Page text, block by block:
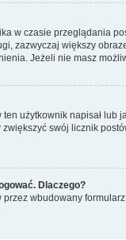
w czasie przeglądania
zazwyczaj większy
Jeżeli nie masz
użytkownik napisał
swój licznik
Dlaczego?
wbudowany